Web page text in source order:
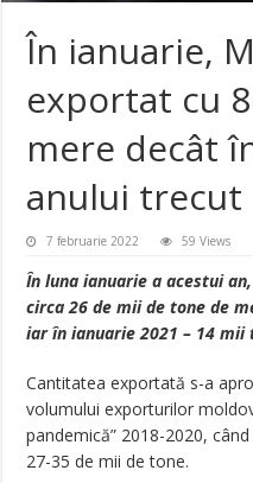
În ianuarie,
exportat cu
mere decât
anului trecut
7 februarie 2022 59 Views
În luna ianuarie a acestui
circa 26 de mii de tone de
iar în ianuarie 2021 – 14 mii
Cantitatea exportată s-a
volumului exporturilor
pandemică” 2018-2020,
27-35 de mii de tone.